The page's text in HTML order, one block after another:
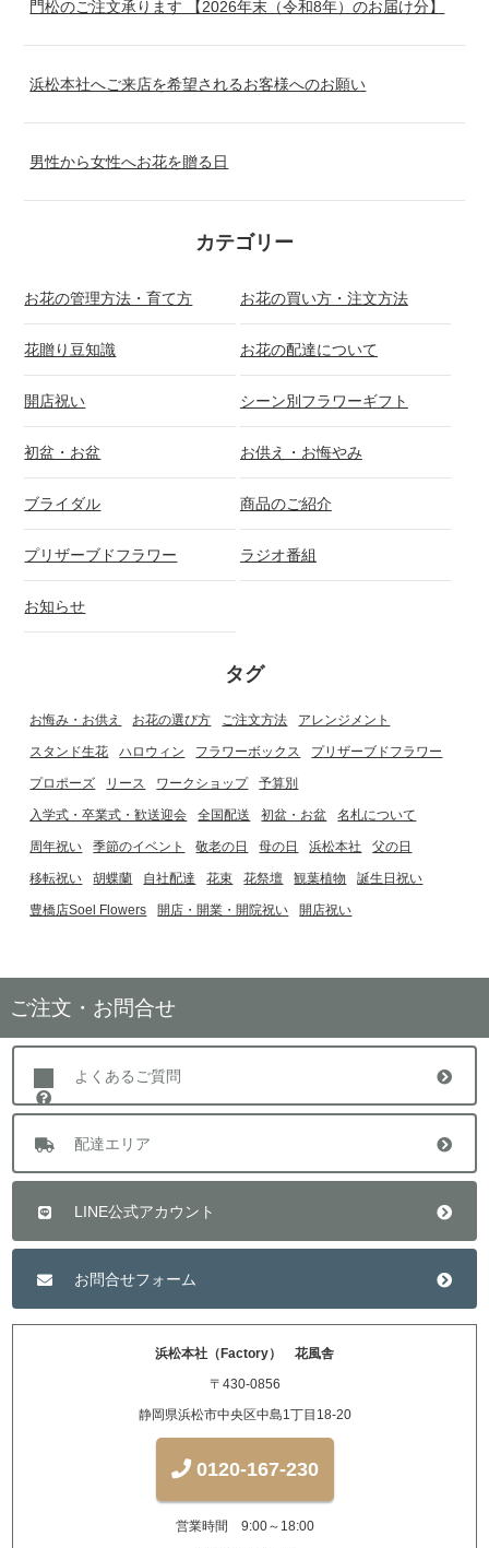
門松のご注文承ります 【2026年末（令和8年）のお届け分】
浜松本社へご来店を希望されるお客様へのお願い
男性から女性へお花を贈る日
カテゴリー
お花の管理方法・育て方 お花の買い方・注文方法
花贈り豆知識 お花の配達について
開店祝い シーン別フラワーギフト
初盆・お盆 お供え・お悔やみ
ブライダル 商品のご紹介
プリザーブドフラワー ラジオ番組
お知らせ
タグ
お悔み・お供え お花の選び方 ご注文方法 アレンジメント
スタンド生花 ハロウィン フラワーボックス プリザーブドフラワー
プロポーズ リース ワークショップ 予算別
入学式・卒業式・歓送迎会 全国配送 初盆・お盆 名札について
周年祝い 季節のイベント 敬老の日 母の日 浜松本社 父の日
移転祝い 胡蝶蘭 自社配達 花束 花祭壇 観葉植物 誕生日祝い
豊橋店Soel Flowers 開店・開業・開院祝い 開店祝い
ご注文・お問合せ
よくあるご質問
配達エリア
LINE公式アカウント
お問合せフォーム
浜松本社（Factory） 花風舎
〒430-0856
静岡県浜松市中央区中島1丁目18-20
0120-167-230
営業時間 9:00～18:00